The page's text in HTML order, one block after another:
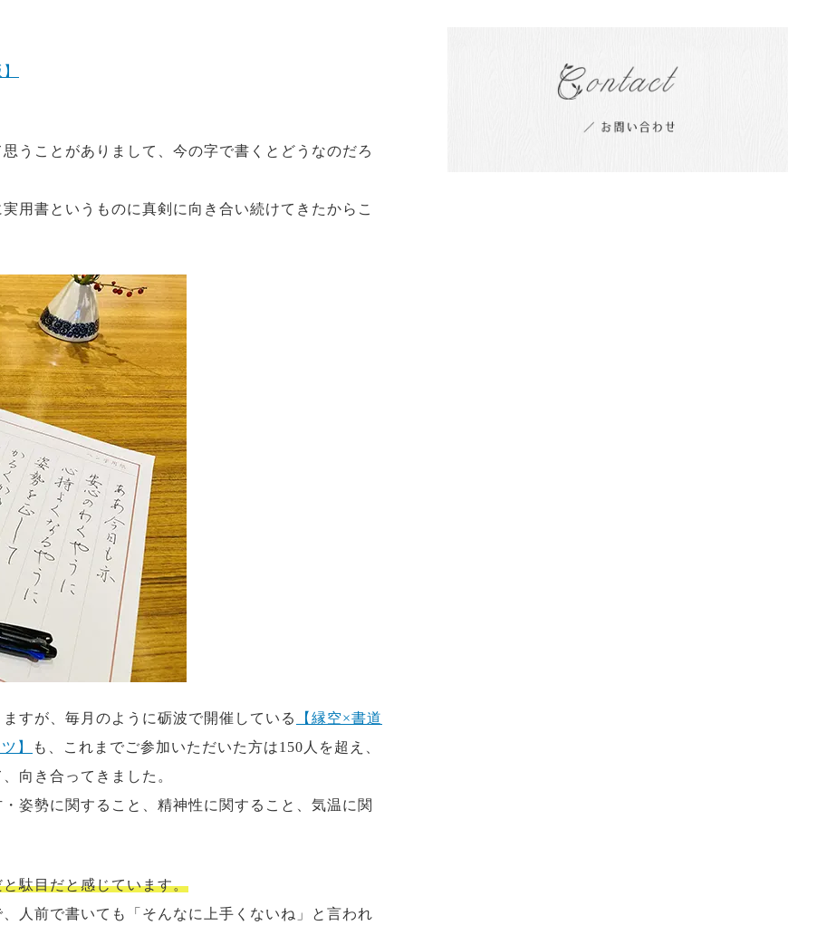
うことがありまして、今の字で書くとどうなのだろ
用書というものに真剣に向き合い続けてきたからこ
すが、毎月のように砺波で開催している
【縁空×書道
】
も、これまでご参加いただいた方は150人を超え、
向き合ってきました。
姿勢に関すること、精神性に関すること、気温に関
駄目だと感じています。
人前で書いても「そんなに上手くないね」と言われ